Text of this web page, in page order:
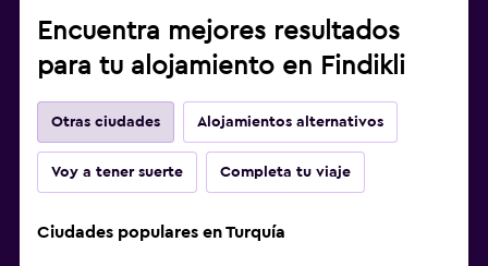
Encuentra mejores resultados
para tu alojamiento en Findikli
Otras ciudades Alojamientos alternativos
Voy a tener suerte Completa tu viaje
Ciudades populares en Turquía